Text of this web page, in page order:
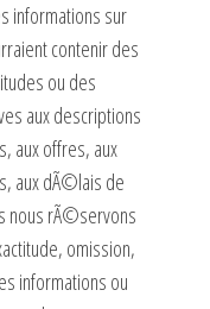
informations sur
contenir des
ou des
aux descriptions
aux offres, aux
aux dÃ©lais de
nous rÃ©servons
omission,
informations ou